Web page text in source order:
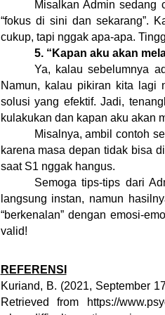
Misalkan Admin sedang
“fokus di sini dan sekarang”.
cukup, tapi nggak apa-apa.
5. “Kapan aku akan
Ya, kalau sebelumnya
Namun, kalau pikiran kita lagi
solusi yang efektif. Jadi,
kulakukan dan kapan aku akan
Misalnya, ambil contoh
karena masa depan tidak bisa
saat S1 nggak hangus.
Semoga tips-tips dari
langsung instan, namun
“berkenalan” dengan emosi-
valid!
REFERENSI
Kuriand, B. (2021, September
Retrieved from https://